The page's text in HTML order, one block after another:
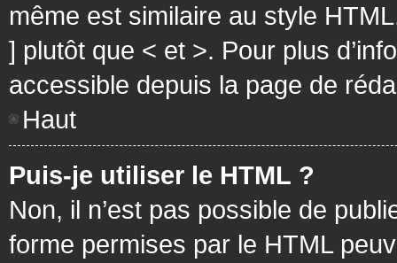
même est similaire au style
] plutôt que < et >. Pour plus
accessible depuis la page de
Haut
Puis-je utiliser le HTML ?
Non, il n’est pas possible de
forme permises par le HTML